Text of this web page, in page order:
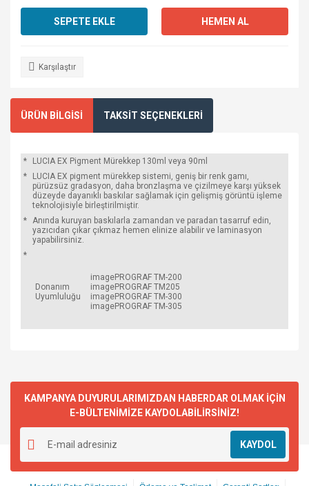
SEPETE EKLE HEMEN AL
Karşılaştır
ÜRÜN BİLGİSİ TAKSİT SEÇENEKLERİ
*
LUCIA EX Pigment Mürekkep 130ml veya 90ml
*
LUCIA EX pigment mürekkep sistemi, geniş bir renk gamı,
pürüzsüz gradasyon, daha bronzlaşma ve çizilmeye karşı yüksek
düzeyde dayanıklı baskılar sağlamak için gelişmiş görüntü işleme
teknolojisiyle birleştirilmiştir.
* Anında kuruyan baskılarla zamandan ve paradan tasarruf edin,
yazıcıdan çıkar çıkmaz hemen elinize alabilir ve laminasyon
yapabilirsiniz.
*
Donanım
Uyumluluğu
imagePROGRAF TM-200
imagePROGRAF TM205
imagePROGRAF TM-300
imagePROGRAF TM-305
KAMPANYA DUYURULARIMIZDAN HABERDAR OLMAK İÇİN
E-BÜLTENİMİZE KAYDOLABİLİRSİNİZ!
KAYDOL